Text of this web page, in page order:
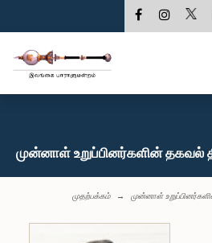
முன்னாள் உறுப்பினர்களின் தகவல்
முதற்பக்கம் முன்னாள்